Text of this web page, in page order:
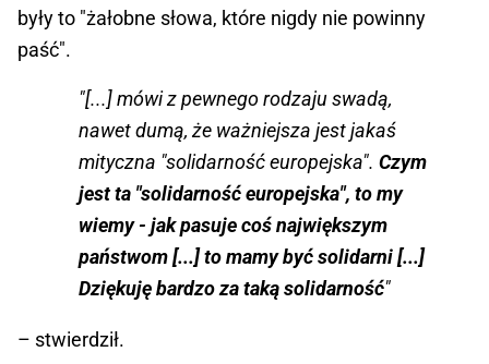
były to "żałobne słowa, które nigdy nie powinny
paść".
"[...] mówi z pewnego rodzaju swadą,
nawet dumą, że ważniejsza jest jakaś
mityczna "solidarność europejska". Czym
jest ta "solidarność europejska", to my
wiemy - jak pasuje coś największym
państwom [...] to mamy być solidarni [...]
Dziękuję bardzo za taką solidarność"
– stwierdził.